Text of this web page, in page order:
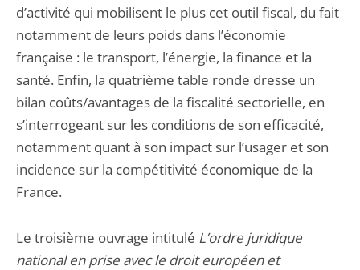
d’activité qui mobilisent le plus cet outil fiscal, du fait
notamment de leurs poids dans l’économie
française : le transport, l’énergie, la finance et la
santé. Enfin, la quatrième table ronde dresse un
bilan coûts/avantages de la fiscalité sectorielle, en
s’interrogeant sur les conditions de son efficacité,
notamment quant à son impact sur l’usager et son
incidence sur la compétitivité économique de la
France.
Le troisième ouvrage intitulé L’ordre juridique
national en prise avec le droit européen et